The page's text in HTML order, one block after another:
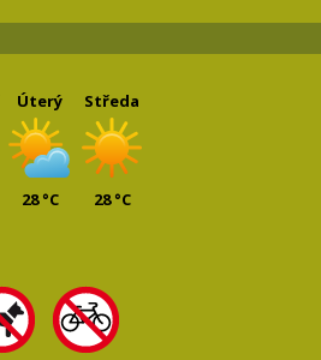
Úterý
28 °C
Středa
28 °C